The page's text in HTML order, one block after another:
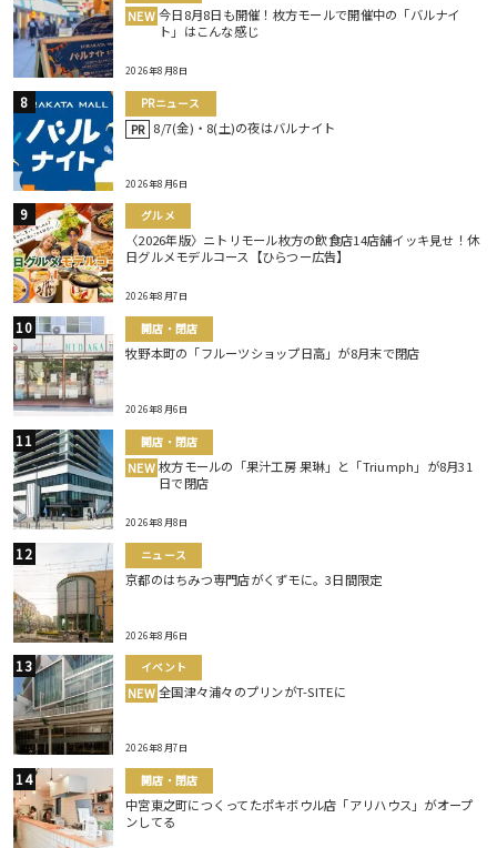
NEW 今日8月8日も開催！枚方モールで開催中の「バルナイ
ト」はこんな感じ
2026年8月8日
PRニュース
PR 8/7(金)・8(土)の夜はバルナイト
2026年8月6日
グルメ
〈2026年版〉ニトリモール枚方の飲食店14店舗イッキ見せ！休
日グルメモデルコース【ひらつー広告】
2026年8月7日
開店・閉店
牧野本町の「フルーツショップ日高」が8月末で閉店
2026年8月6日
開店・閉店
NEW 枚方モールの「果汁工房 果琳」と「Triumph」が8月31
日で閉店
2026年8月8日
ニュース
京都のはちみつ専門店がくずモに。3日間限定
2026年8月6日
イベント
NEW 全国津々浦々のプリンがT-SITEに
2026年8月7日
開店・閉店
中宮東之町につくってたポキボウル店「アリハウス」がオープ
ンしてる